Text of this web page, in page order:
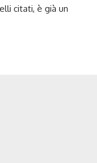
citati, è già un